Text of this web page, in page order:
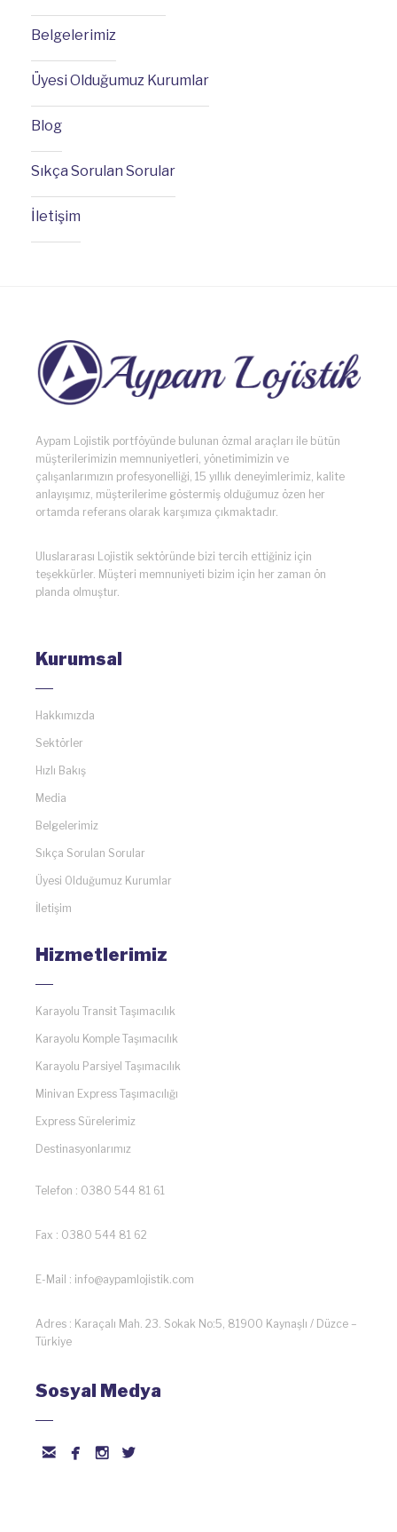
Belgelerimiz
Üyesi Olduğumuz Kurumlar
Blog
Sıkça Sorulan Sorular
İletişim
Aypam Lojistik portföyünde bulunan özmal araçları ile bütün
müşterilerimizin memnuniyetleri, yönetimimizin ve
çalışanlarımızın profesyonelliği, 15 yıllık deneyimlerimiz, kalite
anlayışımız, müşterilerime göstermiş olduğumuz özen her
ortamda referans olarak karşımıza çıkmaktadır.
Uluslararası Lojistik sektöründe bizi tercih ettiğiniz için
teşekkürler. Müşteri memnuniyeti bizim için her zaman ön
planda olmuştur.
Kurumsal
Hakkımızda
Sektörler
Hızlı Bakış
Media
Belgelerimiz
Sıkça Sorulan Sorular
Üyesi Olduğumuz Kurumlar
İletişim
Hizmetlerimiz
Karayolu Transit Taşımacılık
Karayolu Komple Taşımacılık
Karayolu Parsiyel Taşımacılık
Minivan Express Taşımacılığı
Express Sürelerimiz
Destinasyonlarımız
Telefon : 0380 544 81 61
Fax : 0380 544 81 62
E-Mail : info@aypamlojistik.com
Adres : Karaçalı Mah. 23. Sokak No:5, 81900 Kaynaşlı / Düzce –
Türkiye
Sosyal Medya
   